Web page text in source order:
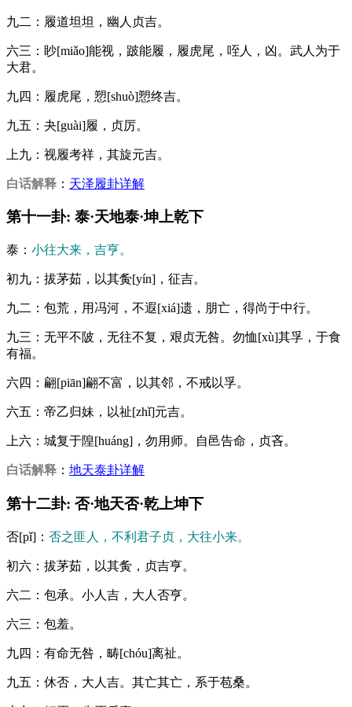
九二：履道坦坦，幽人贞吉。
六三：眇[miǎo]能视，跛能履，履虎尾，咥人，凶。武人为于
大君。
九四：履虎尾，愬[shuò]愬终吉。
九五：夬[guài]履，贞厉。
上九：视履考祥，其旋元吉。
白话解释 ： 天泽履卦详解
第十一卦: 泰·天地泰·坤上乾下
泰： 小往大来，吉亨。
初九：拔茅茹，以其夤[yín]，征吉。
九二：包荒，用冯河，不遐[xiá]遗，朋亡，得尚于中行。
九三：无平不陂，无往不复，艰贞无咎。勿恤[xù]其孚，于食
有福。
六四：翩[piān]翩不富，以其邻，不戒以孚。
六五：帝乙归妹，以祉[zhǐ]元吉。
上六：城复于隍[huáng]，勿用师。自邑告命，贞吝。
白话解释 ： 地天泰卦详解
第十二卦: 否·地天否·乾上坤下
否[pǐ]： 否之匪人，不利君子贞，大往小来。
初六：拔茅茹，以其夤，贞吉亨。
六二：包承。小人吉，大人否亨。
六三：包羞。
九四：有命无咎，畴[chóu]离祉。
九五：休否，大人吉。其亡其亡，系于苞桑。